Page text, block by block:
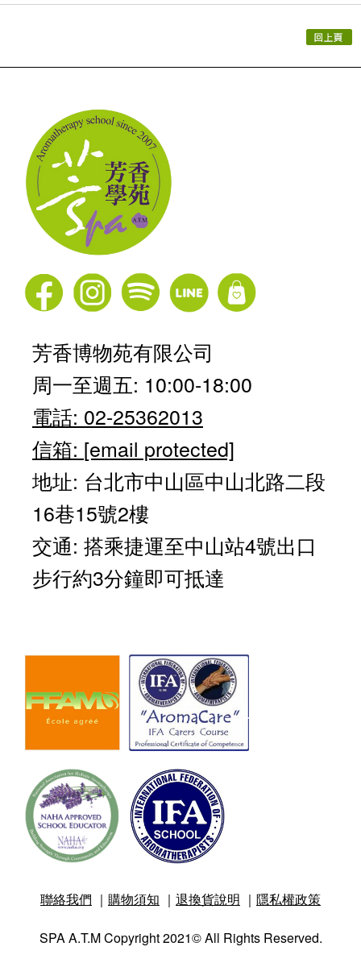
芳香博物苑有限公司
周一至週五: 10:00-18:00
電話: 02-25362013
信箱: [email protected]
地址: 台北市中山區中山北路二段
16巷15號2樓
交通: 搭乘捷運至中山站4號出口
步行約3分鐘即可抵達
聯絡我們 ｜ 購物須知 ｜ 退換貨說明 ｜ 隱私權政策
SPA A.T.M Copyright 2021© All Rights Reserved.